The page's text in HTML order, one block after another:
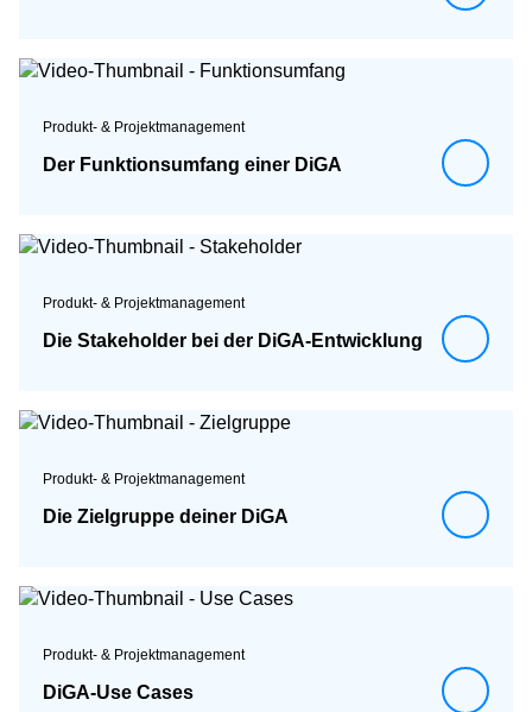
Produkt- & Projektmanagement
Der Funktionsumfang einer DiGA
Produkt- & Projektmanagement
Die Stakeholder bei der DiGA-Entwicklung
Produkt- & Projektmanagement
Die Zielgruppe deiner DiGA
Produkt- & Projektmanagement
DiGA-Use Cases